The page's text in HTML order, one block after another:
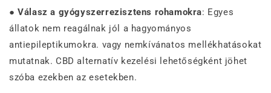
●Válasz a gyógyszerrezisztens rohamokra: Egyes
állatok nem reagálnak jól a hagyományos
antiepileptikumokra. vagy nemkívánatos mellékhatásokat
mutatnak. CBD alternatív kezelési lehetőségként jöhet
szóba ezekben az esetekben.